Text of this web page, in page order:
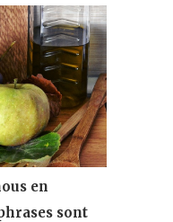
en
sont